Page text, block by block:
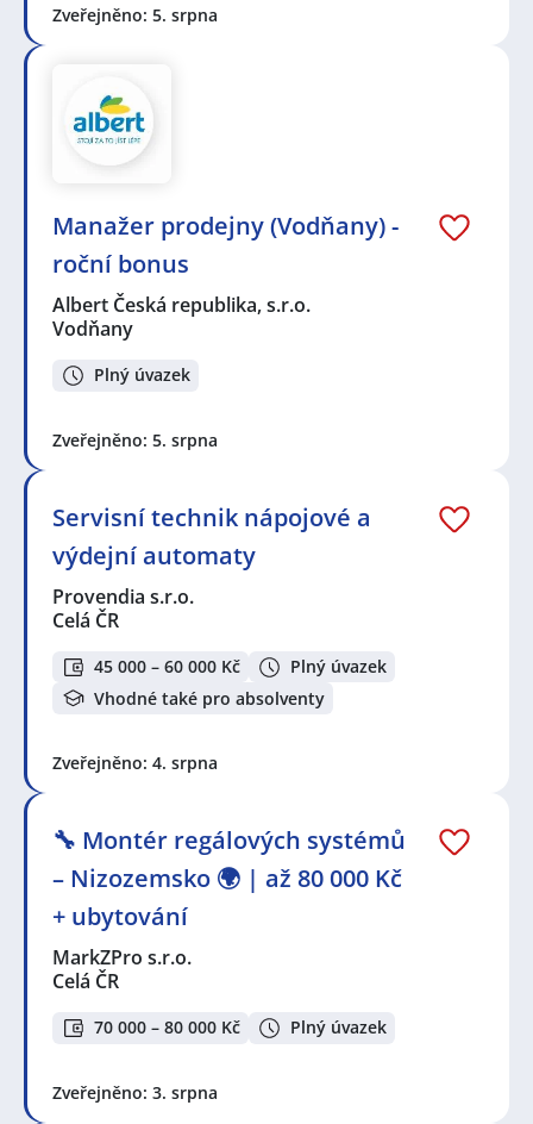
Seznam lokalit v zobrazených inzerátech:
Celá ČR
,Temelín
Prachatice II, Prachatice
Zveřejněno: 5. srpna
Manažer prodejny (Vodňany) -
roční bonus
Albert Česká republika, s.r.o.
Vodňany
Plný úvazek
Zveřejněno: 5. srpna
Servisní technik nápojové a
výdejní automaty
Provendia s.r.o.
Celá ČR
45 000 – 60 000 Kč
Plný úvazek
Vhodné také pro absolventy
Zveřejněno: 4. srpna
🔧 Montér regálových systémů
– Nizozemsko 🌍 | až 80 000 Kč
+ ubytování
MarkZPro s.r.o.
Celá ČR
70 000 – 80 000 Kč Plný úvazek
Zveřejněno: 3. srpna